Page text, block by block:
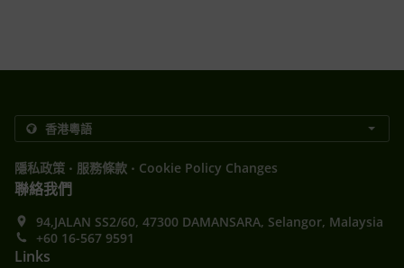
隱私政策 . 服務條款 . Cookie Policy Changes
聯絡我們
94,JALAN SS2/60, 47300 DAMANSARA, Selangor, Malaysia
+60 16-567 9591
Links